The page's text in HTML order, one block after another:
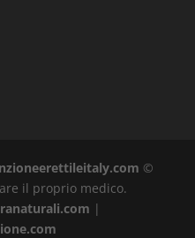
©
il proprio medico.
|